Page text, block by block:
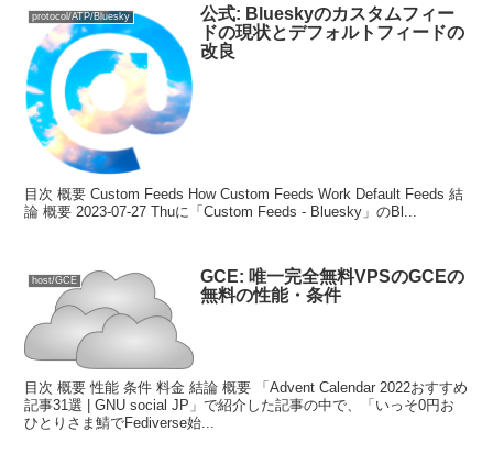
protocol/ATP/Bluesky
公式: Blueskyのカスタムフィー
ドの現状とデフォルトフィードの
改良
目次 概要 Custom Feeds How Custom Feeds Work Default Feeds 結
論 概要 2023-07-27 Thuに「Custom Feeds - Bluesky」のBl...
host/GCE
GCE: 唯一完全無料VPSのGCEの
無料の性能・条件
目次 概要 性能 条件 料金 結論 概要 「Advent Calendar 2022おすすめ
記事31選 | GNU social JP」で紹介した記事の中で、「いっそ0円お
ひとりさま鯖でFediverse始...